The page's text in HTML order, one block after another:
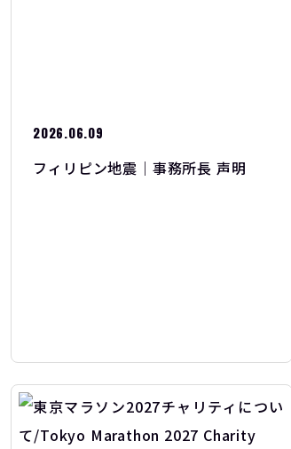
2026.06.09
フィリピン地震｜事務所長 声明